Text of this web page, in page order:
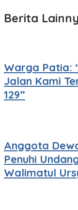
Berita
Warga Patia:
Jalan Kami
129”
Anggota
Penuhi
Walimatul